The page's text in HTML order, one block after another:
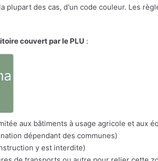
plupart des cas, d'un code couleur. Les
couvert par le PLU :
aux bâtiments à usage agricole et aux
dépendant des communes)
y est interdite)